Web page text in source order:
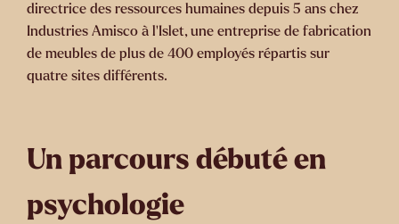
directrice des ressources humaines depuis 5 ans chez
Industries Amisco à l'Islet, une entreprise de fabrication
de meubles de plus de 400 employés répartis sur
quatre sites différents.
Un parcours débuté en
psychologie